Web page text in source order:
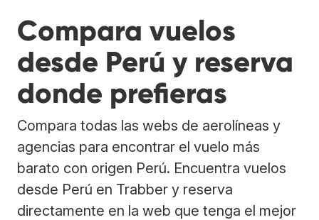
Compara vuelos
desde Perú y reserva
donde prefieras
Compara todas las webs de aerolíneas y
agencias para encontrar el vuelo más
barato con origen Perú. Encuentra vuelos
desde Perú en Trabber y reserva
directamente en la web que tenga el mejor